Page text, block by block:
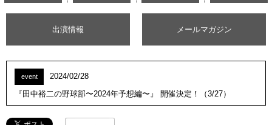
出演情報 メールマガジン
event
2024/02/28
『田中裕二の野球部〜2024年予想編〜』 開催決定！（3/27）